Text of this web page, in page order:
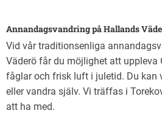
Annandagsvandring på Hallands
Vid vår traditionsenliga
Väderö får du möjlighet att uppleva
fåglar och frisk luft i juletid. Du kan
eller vandra själv. Vi träffas i
att ha med.